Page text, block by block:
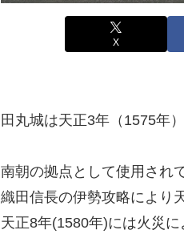
X
田丸城は天正3年（1575年
南朝の拠点として使用され
織田信長の伊勢攻略により
天正8年(1580年)には火災